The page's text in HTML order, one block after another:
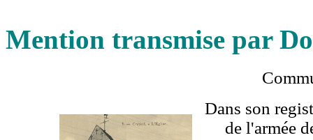
Mention transmise par
Dans son
de l'armée